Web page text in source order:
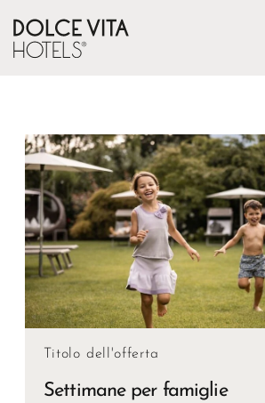
Titolo dell'offerta
Settimane per famiglie